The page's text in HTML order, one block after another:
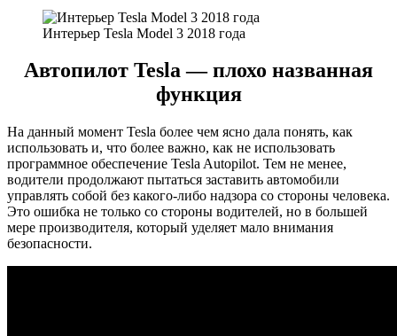
Интерьер Tesla Model 3 2018 года
Автопилот Tesla — плохо названная
функция
На данный момент Tesla более чем ясно дала понять, как
использовать и, что более важно, как не использовать
программное обеспечение Tesla Autopilot. Тем не менее,
водители продолжают пытаться заставить автомобили
управлять собой без какого-либо надзора со стороны человека.
Это ошибка не только со стороны водителей, но в большей
мере производителя, который уделяет мало внимания
безопасности.